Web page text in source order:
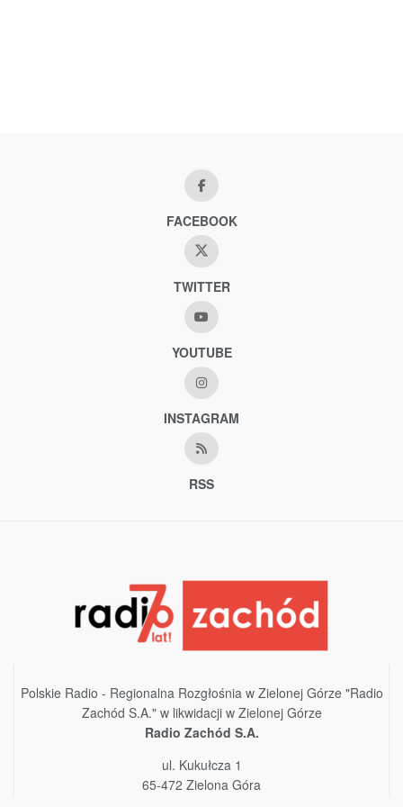
FACEBOOK
TWITTER
YOUTUBE
INSTAGRAM
RSS
Polskie Radio - Regionalna Rozgłośnia w Zielonej Górze "Radio
Zachód S.A." w likwidacji w Zielonej Górze
Radio Zachód S.A.
ul. Kukułcza 1
65-472 Zielona Góra